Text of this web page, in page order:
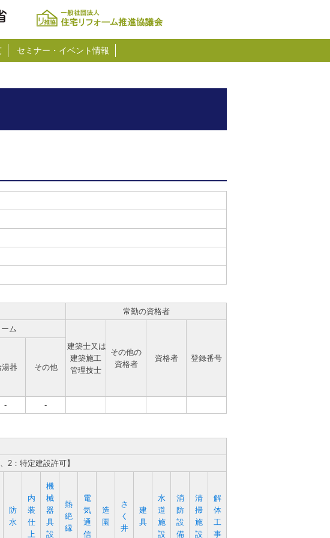
セミナー・イベント情報
常勤の資格者
ム
建築士又は
建築施工
管理技士
その他の
資格者
資格者 登録番号
湯器 その他
- -
2：特定建設許可】
防
水
内
装
仕
上
機
械
器
具
設
熱
絶
縁
電
気
通
信
造
園
さ
く
井
建
具
水
道
施
設
消
防
設
備
清
掃
施
設
解
体
工
事